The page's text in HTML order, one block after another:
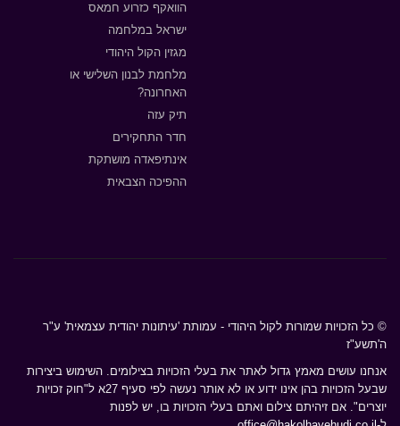
הוואקף כזרוע חמאס
ישראל במלחמה
מגזין הקול היהודי
מלחמת לבנון השלישי או
האחרונה?
תיק עזה
חדר התחקירים
אינתיפאדה מושתקת
ההפיכה הצבאית
© כל הזכויות שמורות לקול היהודי - עמותת 'עיתונות יהודית עצמאית' ע"ר
ה'תשע"ז
אנחנו עושים מאמץ גדול לאתר את בעלי הזכויות בצילומים. השימוש ביצירות
שבעל הזכויות בהן אינו ידוע או לא אותר נעשה לפי סעיף 27א ל"חוק זכויות
יוצרים". אם זיהיתם צילום ואתם בעלי הזכויות בו, יש לפנות